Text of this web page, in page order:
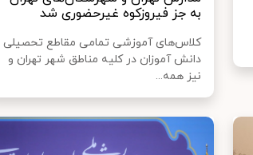
به جز فیروزکوه غیرحضوری شد
کلاس‌های آموزشی تمامی مقاطع تحصیلی
دانش آموزان در کلیه مناطق شهر تهران و
نیز همه...